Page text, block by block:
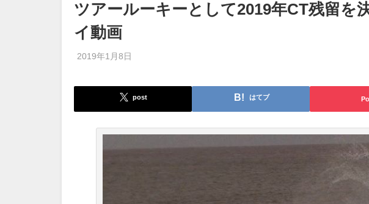
ツアールーキーとして2019年CT残留を
イ動画
2019年1月8日
post はてブ